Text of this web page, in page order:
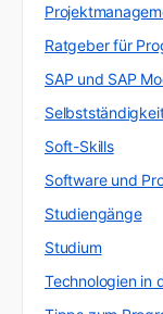
Ratgeber für
SAP und SAP
Soft-Skills
Software und
Studiengänge
Studium
Technologien in